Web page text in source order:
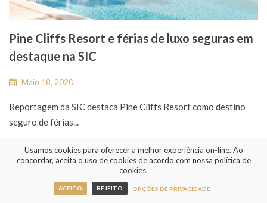
Pine Cliffs Resort e férias de luxo seguras em
destaque na SIC
Maio 18, 2020
Reportagem da SIC destaca Pine Cliffs Resort como destino
seguro de férias...
LER MAIS
Usamos cookies para oferecer a melhor experiência on-line. Ao
concordar, aceita o uso de cookies de acordo com nossa política de
cookies.
ACEITO REJEITO OPÇÕES DE PRIVACIDADE